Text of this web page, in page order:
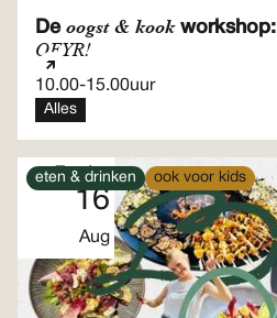
De oogst & kookworkshop:
OFYR!
10.00-15.00uur
Alles
Zondag
16
Aug
eten & drinken ook voor kids